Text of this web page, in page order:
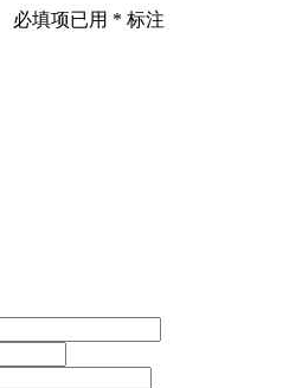
必填项已用 * 标注